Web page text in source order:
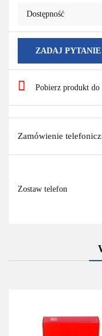
Dostępność
ZADAJ PYTANIE
Pobierz produkt do
Zamówienie
Zostaw telefon